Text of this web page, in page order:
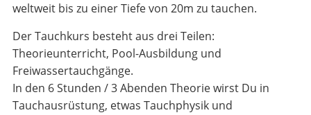
weltweit bis zu einer Tiefe von 20m zu tauchen.
Der Tauchkurs besteht aus drei Teilen:
Theorieunterricht, Pool-Ausbildung und
Freiwassertauchgänge.
In den 6 Stunden / 3 Abenden Theorie wirst Du in
Tauchausrüstung, etwas Tauchphysik und